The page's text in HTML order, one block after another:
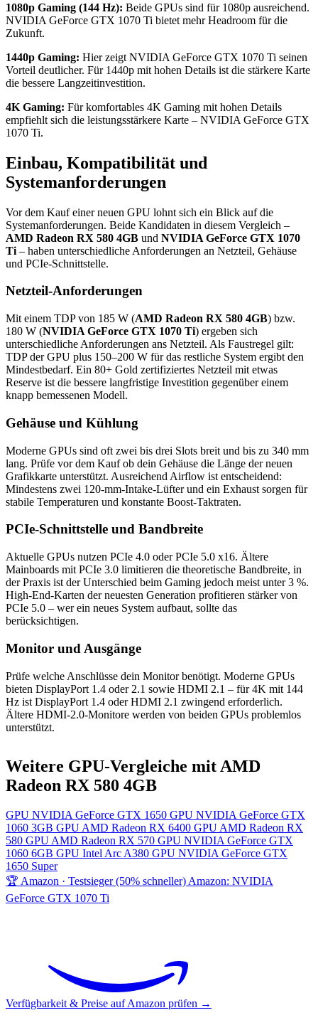
1080p Gaming (144 Hz): Beide GPUs sind für 1080p ausreichend.
NVIDIA GeForce GTX 1070 Ti bietet mehr Headroom für die
Zukunft.
1440p Gaming: Hier zeigt NVIDIA GeForce GTX 1070 Ti seinen
Vorteil deutlicher. Für 1440p mit hohen Details ist die stärkere Karte
die bessere Langzeitinvestition.
4K Gaming: Für komfortables 4K Gaming mit hohen Details
empfiehlt sich die leistungsstärkere Karte – NVIDIA GeForce GTX
1070 Ti.
Einbau, Kompatibilität und
Systemanforderungen
Vor dem Kauf einer neuen GPU lohnt sich ein Blick auf die
Systemanforderungen. Beide Kandidaten in diesem Vergleich –
AMD Radeon RX 580 4GB und NVIDIA GeForce GTX 1070
Ti – haben unterschiedliche Anforderungen an Netzteil, Gehäuse
und PCIe-Schnittstelle.
Netzteil-Anforderungen
Mit einem TDP von 185 W (AMD Radeon RX 580 4GB) bzw.
180 W (NVIDIA GeForce GTX 1070 Ti) ergeben sich
unterschiedliche Anforderungen ans Netzteil. Als Faustregel gilt:
TDP der GPU plus 150–200 W für das restliche System ergibt den
Mindestbedarf. Ein 80+ Gold zertifiziertes Netzteil mit etwas
Reserve ist die bessere langfristige Investition gegenüber einem
knapp bemessenen Modell.
Gehäuse und Kühlung
Moderne GPUs sind oft zwei bis drei Slots breit und bis zu 340 mm
lang. Prüfe vor dem Kauf ob dein Gehäuse die Länge der neuen
Grafikkarte unterstützt. Ausreichend Airflow ist entscheidend:
Mindestens zwei 120-mm-Intake-Lüfter und ein Exhaust sorgen für
stabile Temperaturen und konstante Boost-Taktraten.
PCIe-Schnittstelle und Bandbreite
Aktuelle GPUs nutzen PCIe 4.0 oder PCIe 5.0 x16. Ältere
Mainboards mit PCIe 3.0 limitieren die theoretische Bandbreite, in
der Praxis ist der Unterschied beim Gaming jedoch meist unter 3 %.
High-End-Karten der neuesten Generation profitieren stärker von
PCIe 5.0 – wer ein neues System aufbaut, sollte das
berücksichtigen.
Monitor und Ausgänge
Prüfe welche Anschlüsse dein Monitor benötigt. Moderne GPUs
bieten DisplayPort 1.4 oder 2.1 sowie HDMI 2.1 – für 4K mit 144
Hz ist DisplayPort 1.4 oder HDMI 2.1 zwingend erforderlich.
Ältere HDMI-2.0-Monitore werden von beiden GPUs problemlos
unterstützt.
Weitere GPU-Vergleiche mit AMD
Radeon RX 580 4GB
GPU NVIDIA GeForce GTX 1650 GPU NVIDIA GeForce GTX
1060 3GB GPUAMD Radeon RX 6400 GPUAMD Radeon RX
580 GPUAMD Radeon RX 570 GPU NVIDIA GeForce GTX
1060 6GB GPU Intel Arc A380 GPU NVIDIA GeForce GTX
1650 Super
🏆 Amazon · Testsieger (50% schneller)Amazon: NVIDIA
GeForce GTX 1070 Ti
Verfügbarkeit & Preise auf Amazon prüfen →